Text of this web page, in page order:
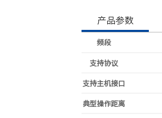
产品参数
频段
支持协议
支持主机接口
典型操作距离